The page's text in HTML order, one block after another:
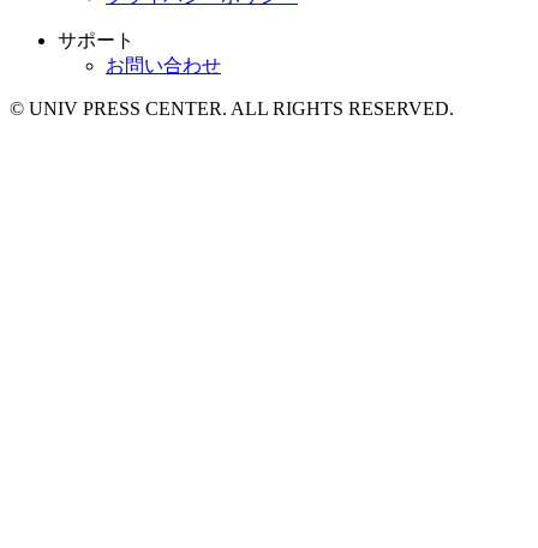
サポート
お問い合わせ
© UNIV PRESS CENTER. ALL RIGHTS RESERVED.